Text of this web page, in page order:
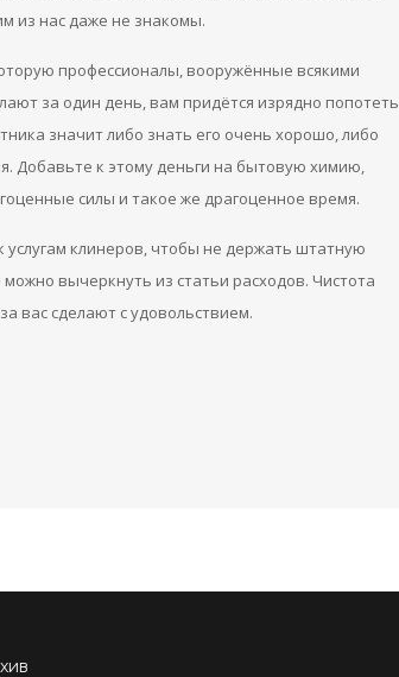
из нас даже не знакомы.
профессионалы, вооружённые всякими
за один день, вам придётся изрядно попотеть
значит либо знать его очень хорошо, либо
Добавьте к этому деньги на бытовую химию,
силы и такое же драгоценное время.
клинеров, чтобы не держать штатную
вычеркнуть из статьи расходов. Чистота
вас сделают с удовольствием.